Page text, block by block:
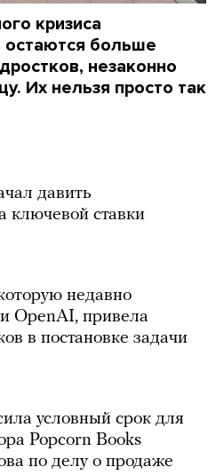
кризиса
остаются больше
незаконно
Их нельзя просто так
давить
ключевой ставки
недавно
OpenAI, привела
в постановке задачи
условный срок для
Popcorn Books
по делу о продаже